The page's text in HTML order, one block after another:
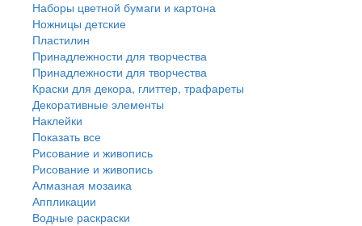
Наборы цветной бумаги и картона
Ножницы детские
Пластилин
Принадлежности для творчества
Принадлежности для творчества
Краски для декора, глиттер, трафареты
Декоративные элементы
Наклейки
Показать все
Рисование и живопись
Рисование и живопись
Алмазная мозаика
Аппликации
Водные раскраски